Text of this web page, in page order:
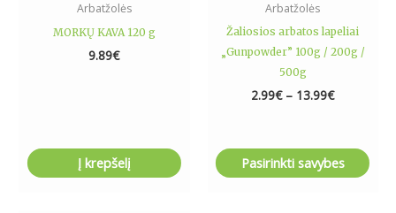
Arbatžolės
MORKŲ KAVA 120 g
9.89€
Į krepšelį
Arbatžolės
Žaliosios arbatos lapeliai
„Gunpowder” 100g / 200g /
500g
2.99€ – 13.99€
Pasirinkti savybes
page